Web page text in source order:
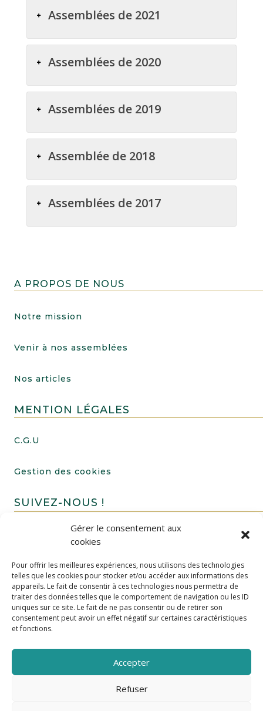
Gérer le consentement aux
cookies
Pour offrir les meilleures expériences, nous utilisons des technologies
telles que les cookies pour stocker et/ou accéder aux informations des
appareils. Le fait de consentir à ces technologies nous permettra de
traiter des données telles que le comportement de navigation ou les ID
uniques sur ce site. Le fait de ne pas consentir ou de retirer son
consentement peut avoir un effet négatif sur certaines caractéristiques
et fonctions.
Accepter
Refuser
Assemblées de 2021
Assemblées de 2020
Assemblées de 2019
Assemblée de 2018
Assemblées de 2017
A PROPOS DE NOUS
Notre mission
Venir à nos assemblées
Nos articles
MENTION LÉGALES
C.G.U
Gestion des cookies
SUIVEZ-NOUS !
FAIRE UN DON